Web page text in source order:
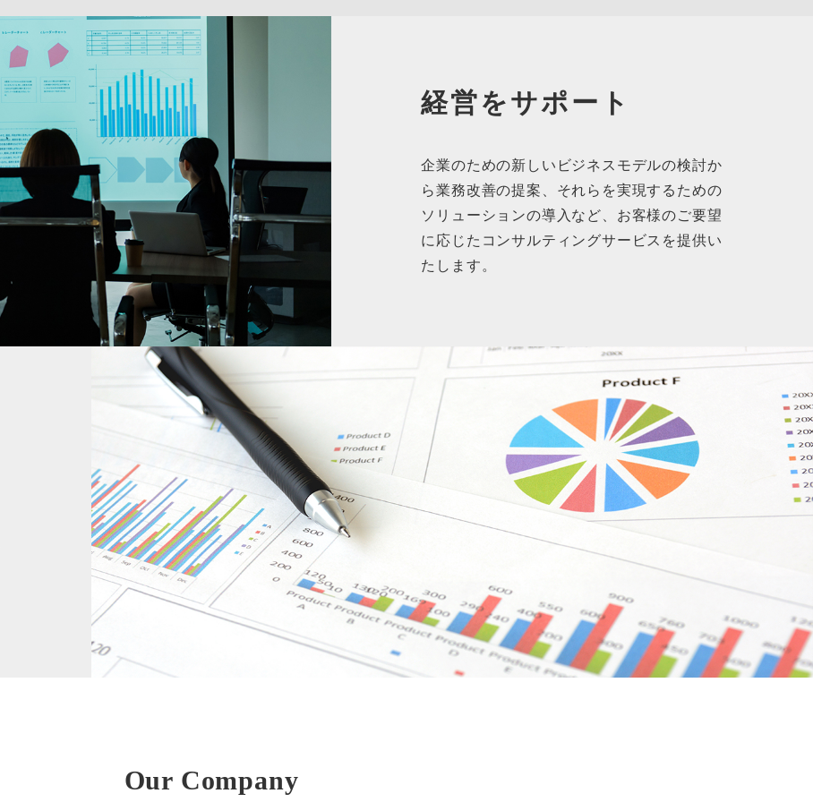
経営をサポート
企業のための新しいビジネスモデルの検討か
ら業務改善の提案、それらを実現するための
ソリューションの導入など、お客様のご要望
に応じたコンサルティングサービスを提供い
たします。
Our Company